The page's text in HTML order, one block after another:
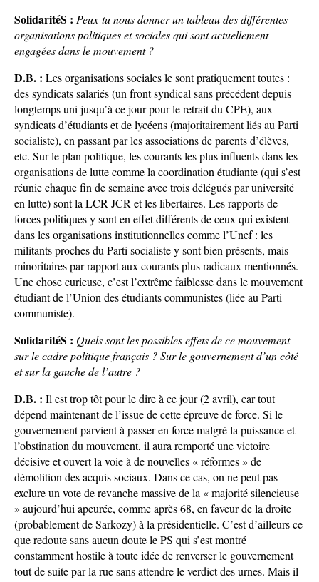
SolidaritéS : Peux-tu nous donner un tableau des différentes
organisations politiques et sociales qui sont actuellement
engagées dans le mouvement ?
D.B. : Les organisations sociales le sont pratiquement toutes :
des syndicats salariés (un front syndical sans précédent depuis
longtemps uni jusqu’à ce jour pour le retrait du CPE), aux
syndicats d’étudiants et de lycéens (majoritairement liés au Parti
socialiste), en passant par les associations de parents d’élèves,
etc. Sur le plan politique, les courants les plus influents dans les
organisations de lutte comme la coordination étudiante (qui s’est
réunie chaque fin de semaine avec trois délégués par université
en lutte) sont la LCR-JCR et les libertaires. Les rapports de
forces politiques y sont en effet différents de ceux qui existent
dans les organisations institutionnelles comme l’Unef : les
militants proches du Parti socialiste y sont bien présents, mais
minoritaires par rapport aux courants plus radicaux mentionnés.
Une chose curieuse, c’est l’extrême faiblesse dans le mouvement
étudiant de l’Union des étudiants communistes (liée au Parti
communiste).
SolidaritéS : Quels sont les possibles effets de ce mouvement
sur le cadre politique français ? Sur le gouvernement d’un côté
et sur la gauche de l’autre ?
D.B. : Il est trop tôt pour le dire à ce jour (2 avril), car tout
dépend maintenant de l’issue de cette épreuve de force. Si le
gouvernement parvient à passer en force malgré la puissance et
l’obstination du mouvement, il aura remporté une victoire
décisive et ouvert la voie à de nouvelles « réformes » de
démolition des acquis sociaux. Dans ce cas, on ne peut pas
exclure un vote de revanche massive de la « majorité silencieuse
» aujourd’hui apeurée, comme après 68, en faveur de la droite
(probablement de Sarkozy) à la présidentielle. C’est d’ailleurs ce
que redoute sans aucun doute le PS qui s’est montré
constamment hostile à toute idée de renverser le gouvernement
tout de suite par la rue sans attendre le verdict des urnes. Mais il